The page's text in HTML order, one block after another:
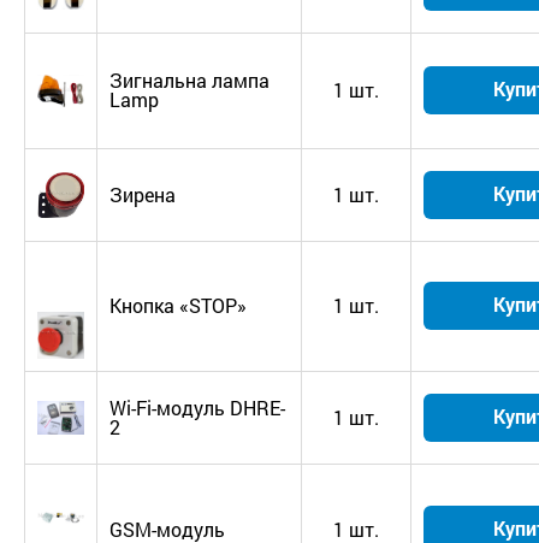
Зигнальна лампа
Lamp 1 шт.
Зирена 1 шт.
Кнопка «STOP» 1 шт.
Wi-Fi-модуль DHRE-
2 1 шт.
GSM-модуль 1 шт.